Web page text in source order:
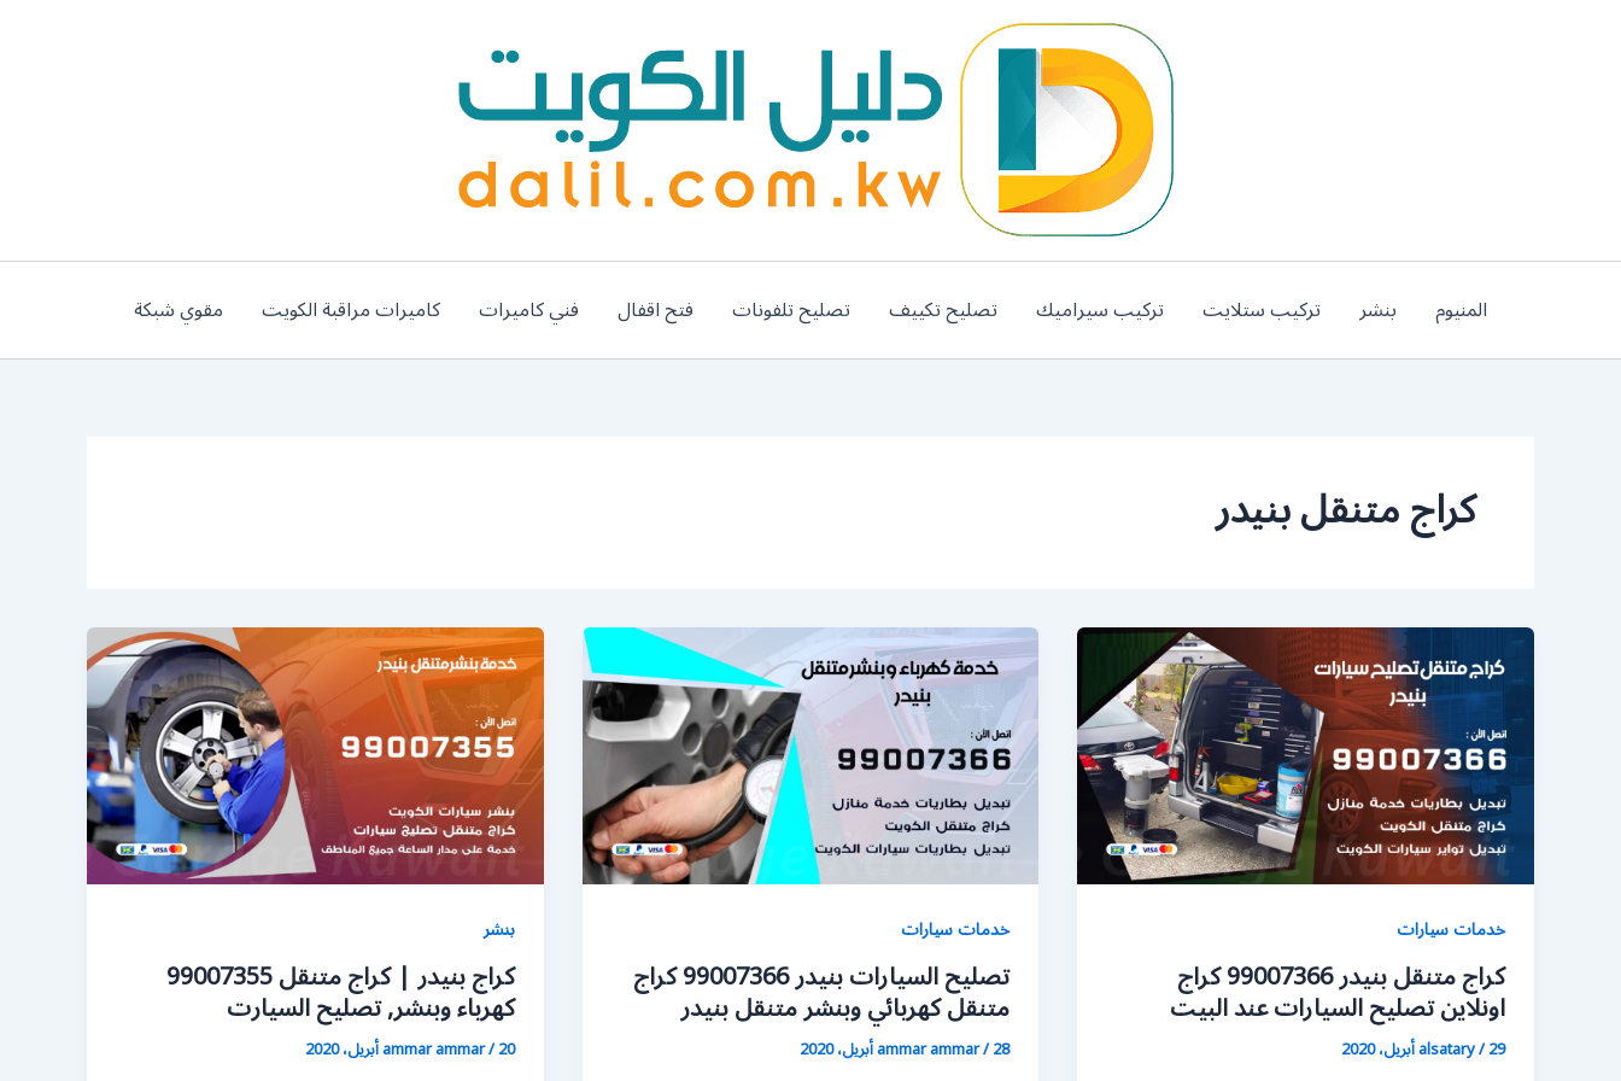
المنيوم بنشر تركيب ستلايت تركيب سيراميك تصليح تكييف تصليح تلفونات فتح اقفال فني كاميرات كاميرات مراقبة الكويت مقوي شبكة
كراج متنقل بنيدر
خدمات سيارات
كراج متنقل بنيدر 99007366 كراج
اونلاين تصليح السيارات عند البيت
alsatary/29 أبريل، 2020
خدمات سيارات
تصليح السيارات بنيدر 99007366 كراج
متنقل كهربائي وبنشر متنقل بنيدر
ammar ammar/28 أبريل، 2020
بنشر
كراج بنيدر | كراج متنقل 99007355
كهرباء وبنشر, تصليح السيارت
ammar ammar/20 أبريل، 2020